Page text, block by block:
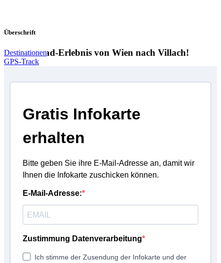
Überschrift
Das Fernrad-Erlebnis von Wien nach Villach!
Destinationen
GPS-Track
Gratis Infokarte
erhalten
Bitte geben Sie ihre E-Mail-Adresse an, damit wir
Ihnen die Infokarte zuschicken können.
E-Mail-Adresse:
Zustimmung Datenverarbeitung
Ich stimme der Zusendung der Infokarte und der